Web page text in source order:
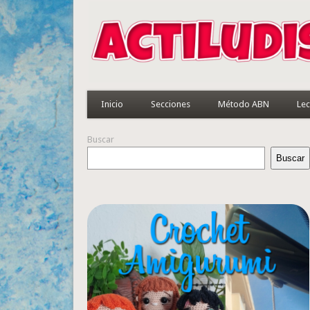
Inicio Secciones Método ABN
Buscar
Buscar